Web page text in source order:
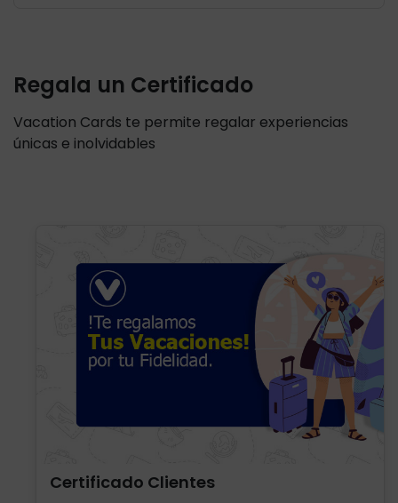
Regala un Certificado
Vacation Cards te permite regalar experiencias
únicas e inolvidables
Certificado Clientes